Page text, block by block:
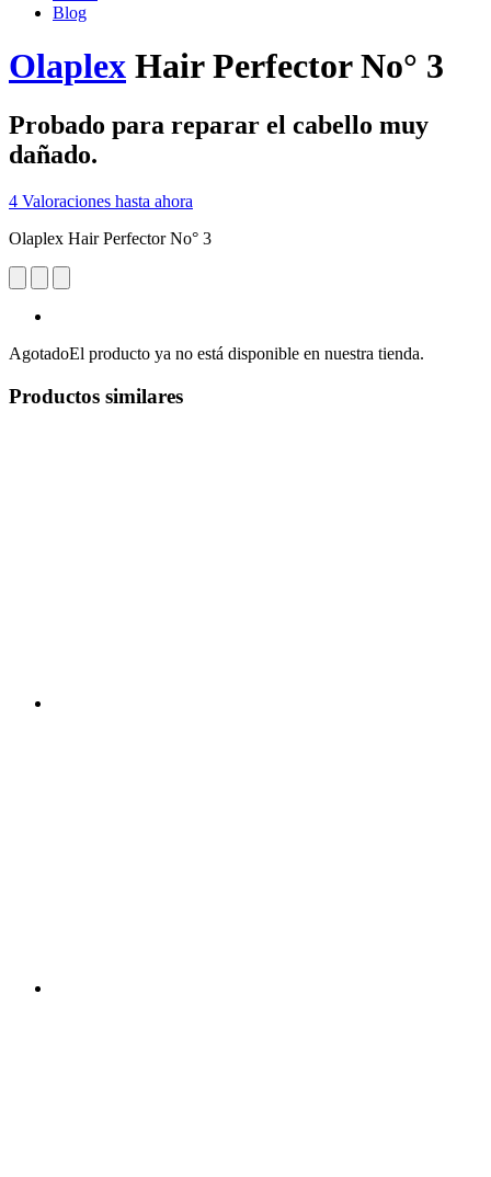
Blog
Olaplex Hair Perfector No° 3
Probado para reparar el cabello muy
dañado.
4 Valoraciones hasta ahora
Olaplex Hair Perfector No° 3
AgotadoEl producto ya no está disponible en nuestra tienda.
Productos similares